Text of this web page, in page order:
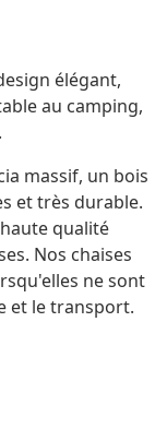
élégant,
au camping,
massif, un bois
et très durable.
qualité
Nos chaises
ne sont
et le transport.